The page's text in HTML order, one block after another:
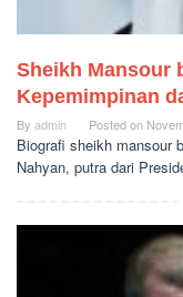
Sheikh Mansour
Kepemimpinan
By admin Posted on
Biografi sheikh mansour
Nahyan, putra dari